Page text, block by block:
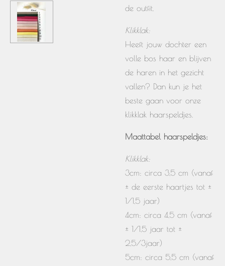
de outfit.
Klikklak:
Heeft jouw dochter een
volle bos haar en blijven
de haren in het gezicht
vallen? Dan kun je het
beste gaan voor onze
klikklak haarspeldjes.
Maattabel haarspeldjes:
Klikklak:
3cm: circa 3,5 cm (vanaf
± de eerste haartjes tot ±
1/1,5 jaar)
4cm: circa 4,5 cm (vanaf
± 1/1,5 jaar tot ±
2,5/3jaar)
5cm: circa 5,5 cm (vanaf